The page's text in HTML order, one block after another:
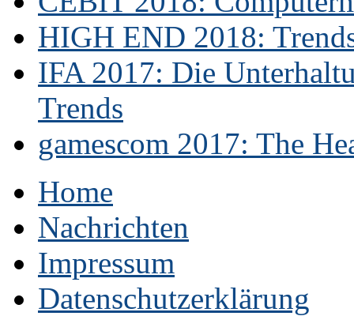
HIGH END 2018:
IFA 2017: Die
Trends
gamescom 2017: The
Home
Nachrichten
Impressum
Datenschutzerklärung